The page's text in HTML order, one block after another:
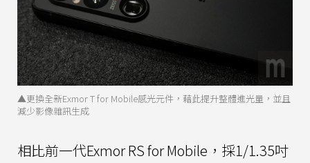
▲更換全新Exmor T for Mobile感光元件，藉此提升整體進光量，並且
減少影像雜訊生成
相比前一代Exmor RS for Mobile，採1/1.35吋